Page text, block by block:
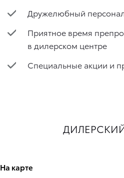
Дружелюбный
Приятное время
в дилерском центре
Специальные акции и
На карте